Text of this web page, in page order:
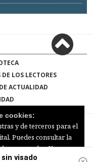
DE LOS LECTORES
ACTUALIDAD
| visado
cookies:
y de terceros para el
Puedes consultar la
Ver
y Cookies